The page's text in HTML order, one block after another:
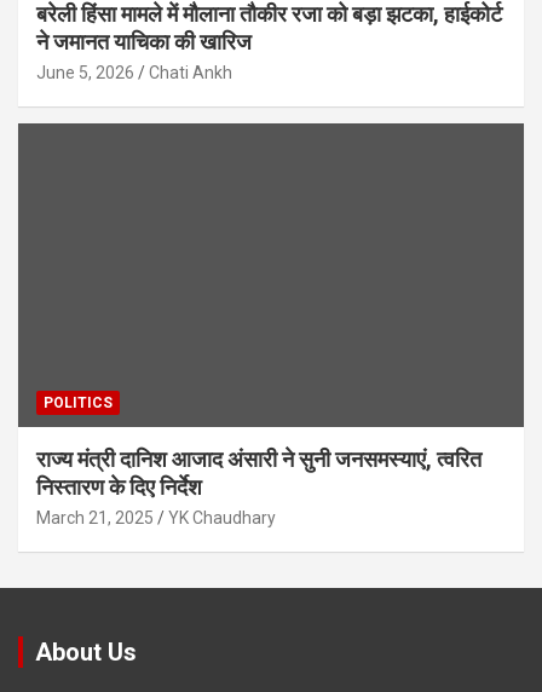
बरेली हिंसा मामले में मौलाना तौकीर रजा को बड़ा झटका, हाईकोर्ट
ने जमानत याचिका की खारिज
June 5, 2026 Chati Ankh
POLITICS
राज्य मंत्री दानिश आजाद अंसारी ने सुनी जनसमस्याएं, त्वरित
निस्तारण के दिए निर्देश
March 21, 2025 YK Chaudhary
About Us